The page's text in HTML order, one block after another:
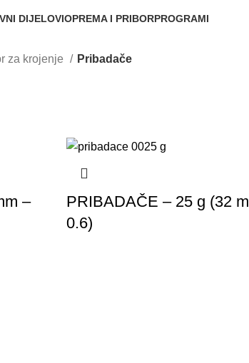
DIJELOVIOPREMA I PRIBORPROGRAMI
za krojenje
Pribadače
–
PRIBADAČE – 25 g (32
0.6)